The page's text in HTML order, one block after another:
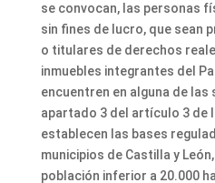
se convocan, las personas
sin fines de lucro, que sean
o titulares de derechos
inmuebles integrantes del
encuentren en alguna de las
apartado 3 del artículo 3 de
establecen las bases
municipios de Castilla y
población inferior a 20.000